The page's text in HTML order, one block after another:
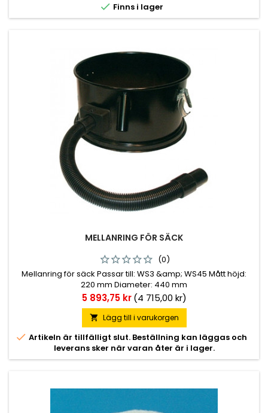
 Finns i lager
MELLANRING FÖR SÄCK
(0)
Mellanring för säck Passar till: WS3 &amp; WS45 Mått höjd:
220 mm Diameter: 440 mm
Pris
5 893,75 kr (4 715,00 kr)
 Lägg till i varukorgen
 Artikeln är tillfälligt slut. Beställning kan läggas och
leverans sker när varan åter är i lager.